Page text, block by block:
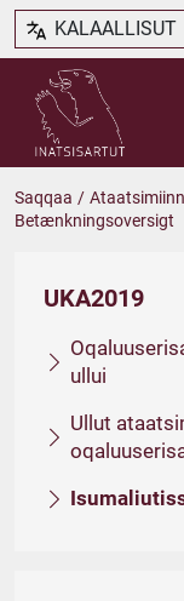
KALAALLISUT
Saqqaa /
Betænkningsoversigt
UKA2019
ullui
Ullut